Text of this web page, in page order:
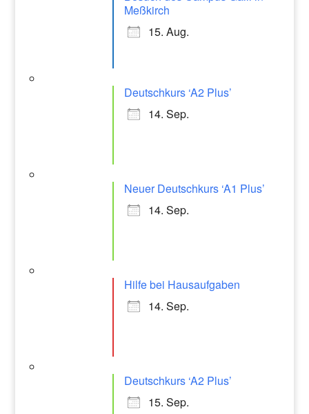
Meßkirch
15. Aug.
Deutschkurs ‘A2 Plus’
14. Sep.
Neuer Deutschkurs ‘A1 Plus’
14. Sep.
Hilfe bei Hausaufgaben
14. Sep.
Deutschkurs ‘A2 Plus’
15. Sep.